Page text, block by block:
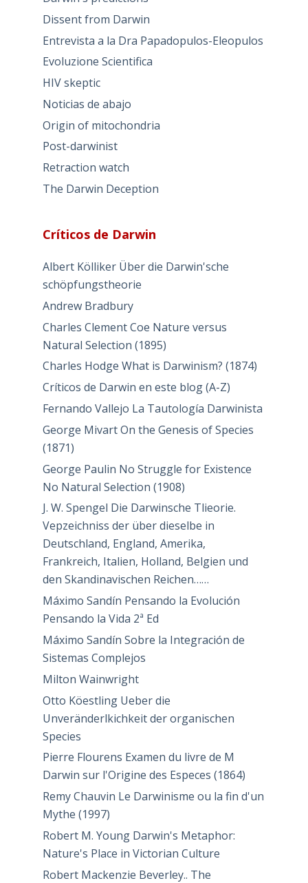
Dissent from Darwin
Entrevista a la Dra Papadopulos-Eleopulos
Evoluzione Scientifica
HIV skeptic
Noticias de abajo
Origin of mitochondria
Post-darwinist
Retraction watch
The Darwin Deception
Críticos de Darwin
Albert Kölliker Über die Darwin'sche
schöpfungstheorie
Andrew Bradbury
Charles Clement Coe Nature versus
Natural Selection (1895)
Charles Hodge What is Darwinism? (1874)
Críticos de Darwin en este blog (A-Z)
Fernando Vallejo La Tautología Darwinista
George Mivart On the Genesis of Species
(1871)
George Paulin No Struggle for Existence
No Natural Selection (1908)
J. W. Spengel Die Darwinsche Tlieorie.
Vepzeichniss der über dieselbe in
Deutschland, England, Amerika,
Frankreich, Italien, Holland, Belgien und
den Skandinavischen Reichen……
Máximo Sandín Pensando la Evolución
Pensando la Vida 2ª Ed
Máximo Sandín Sobre la Integración de
Sistemas Complejos
Milton Wainwright
Otto Köestling Ueber die
Unveränderlkichkeit der organischen
Species
Pierre Flourens Examen du livre de M
Darwin sur l'Origine des Especes (1864)
Remy Chauvin Le Darwinisme ou la fin d'un
Mythe (1997)
Robert M. Young Darwin's Metaphor:
Nature's Place in Victorian Culture
Robert Mackenzie Beverley.. The